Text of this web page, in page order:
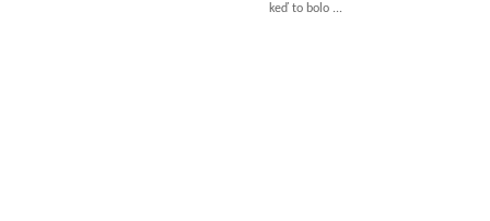
keď to bolo ...